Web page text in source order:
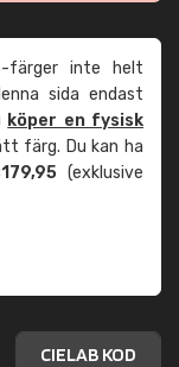
färger inte helt
sida endast
köper en fysisk
färg. Du kan ha
(exklusive
CIELAB KOD